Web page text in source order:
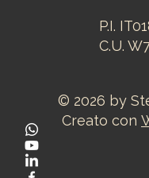
P.I.
C.U.
© 2026 by
Creato con